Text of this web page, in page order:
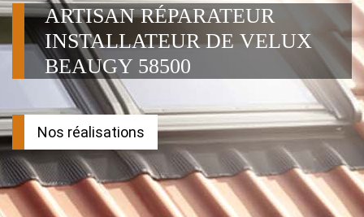
ARTISAN RÉPARATEUR
INSTALLATEUR DE VELUX
BEAUGY 58500
Nos réalisations